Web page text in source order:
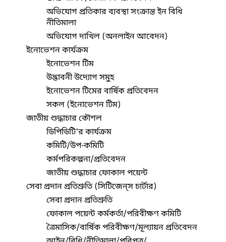
অভিযোগ প্রতিকার ব্যবস্থা সংক্রান্ত ইন বিধি
নীতিমালা
অভিযোগ দাখিল (অনলাইন আবেদন)
ইনোভেশন কার্যক্রম
ইনোভেশন টিম
উদ্ভাবনী উদ্যোগ সমুহ
ইনোভেশন টিমের বার্ষিক প্রতিবেদন
সকল (ইনোভেশন টিম)
জাতীয় শুদ্ধাচার কৌশল
ডিপিডিটি'র কার্যক্রম
কমিটি/উপ-কমিটি
কর্মপরিকল্পনা/প্রতিবেদন
জাতীয় শুদ্ধাচার ফোকাল পয়েন্ট
সেবা প্রদান প্রতিশ্রুতি (সিটিজেন্‌স চার্টার)
সেবা প্রদান প্রতিশ্রুতি
ফোকাল পয়েন্ট কর্মকর্তা/পরিবীক্ষণ কমিটি
ত্রৈমাসিক/বার্ষিক পরিবীক্ষণ/মূল্যায়ন প্রতিবেদন